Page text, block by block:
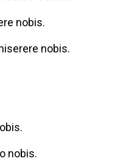
nobis.
nobis.
nobis.